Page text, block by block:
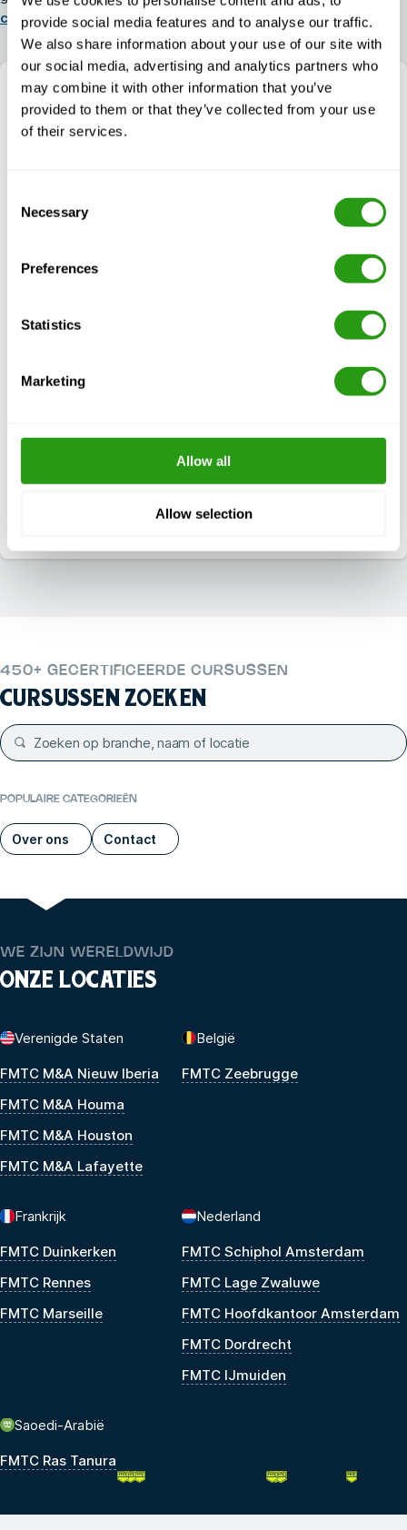
provide social media features and to analyse our traffic.
We also share information about your use of our site with
our social media, advertising and analytics partners who
may combine it with other information that you’ve
provided to them or that they’ve collected from your use
of their services.
Selection
Necessary
Preferences
Statistics
Marketing
Allow all
Allow selection
cursussen ,GWO cursussenen OSHA cursussen.
We zijn er om je te helpen!
vereenvoudigen - bel of mail ons voor advies op
Dagelijks bereikbaar tussen 7:00 - 18:00 (CST)
+1 337 451 4685
450+ GECERTIFICEERDE CURSUSSEN
CURSUSSEN ZOEKEN
POPULAIRE CATEGORIEËN
Over ons Contact
WE ZIJN WERELDWIJD
ONZE LOCATIES
Verenigde Staten
FMTC M&A Nieuw Iberia
FMTC M&A Houma
FMTC M&A Houston
FMTC M&A Lafayette
België
FMTC Zeebrugge
Frankrijk
FMTC Duinkerken
FMTC Rennes
FMTC Marseille
Nederland
FMTC Schiphol Amsterdam
FMTC Lage Zwaluwe
FMTC Hoofdkantoor Amsterdam
FMTC Dordrecht
FMTC IJmuiden
Saoedi-Arabië
FMTC Ras Tanura